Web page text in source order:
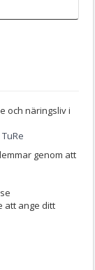
och näringsliv i
genom att
att ange ditt